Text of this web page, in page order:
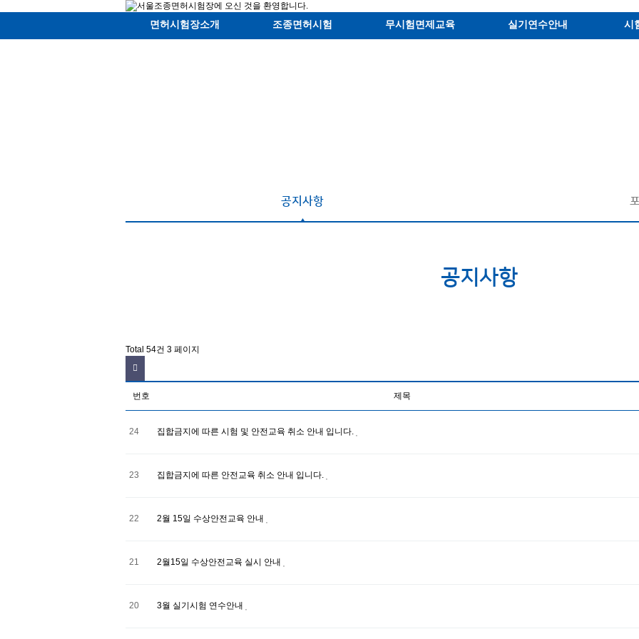
면허시험장소개 조종면허시험 무시험면제교육 실기연수안내 시
공지사항
공지사항
Total 54건 3 페이지
번호 제목
24 집합금지에 따른 시험 및 안전교육 취소 안내 입니다.
23 집합금지에 따른 안전교육 취소 안내 입니다.
22 2월 15일 수상안전교육 안내
21 2월15일 수상안전교육 실시 안내
20 3월 실기시험 연수안내